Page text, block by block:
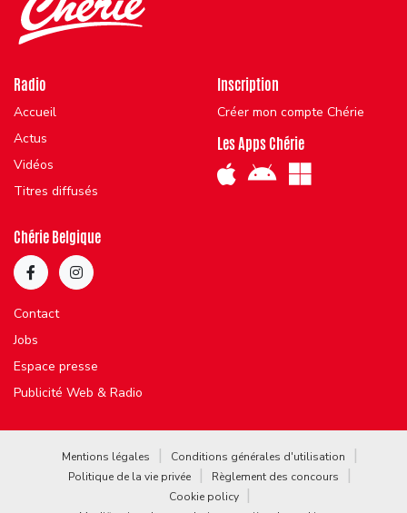
Radio
Accueil
Actus
Vidéos
Titres diffusés
Inscription
Créer mon compte Chérie
Les Apps Chérie
Chérie Belgique
Contact
Jobs
Espace presse
Publicité Web & Radio
Mentions légales
Conditions générales d'utilisation
Politique de la vie privée
Règlement des concours
Cookie policy